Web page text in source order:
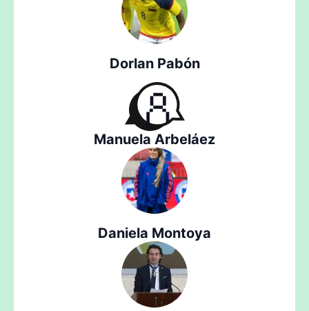
Dorlan Pabón
Manuela Arbeláez
Daniela Montoya